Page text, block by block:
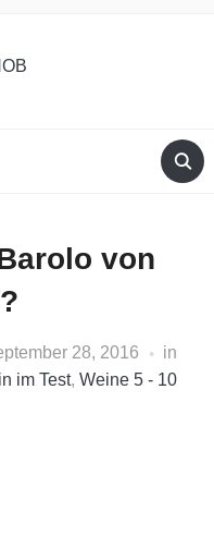
von
28, 2016
in
im Test, Weine 5 - 10